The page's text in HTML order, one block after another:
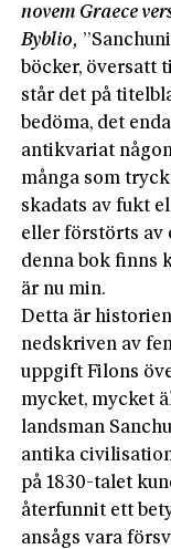
novem Graece
Byblio,
böcker, översatt
står det på
bedöma, det
antikvariat
många som
skadats av fukt
eller förstörts av
denna bok finns
är nu min.
Detta är
nedskriven av
uppgift Filons
mycket, mycket
landsman
antika
på 1830-talet
återfunnit ett
ansågs vara